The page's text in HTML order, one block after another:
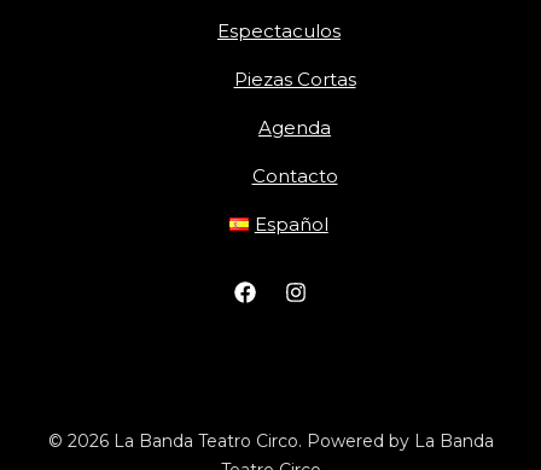
Espectaculos
Piezas Cortas
Agenda
Contacto
Español
© 2026 La Banda Teatro Circo. Powered by La Banda